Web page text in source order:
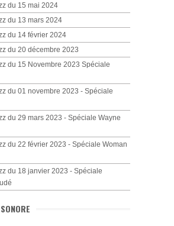
du 15 mai 2024
du 13 mars 2024
du 14 février 2024
du 20 décembre 2023
du 15 Novembre 2023 Spéciale
du 01 novembre 2023 - Spéciale
du 29 mars 2023 - Spéciale Wayne
du 22 février 2023 - Spéciale Woman
du 18 janvier 2023 - Spéciale